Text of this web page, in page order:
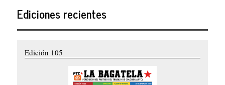
Ediciones recientes
Edición 105